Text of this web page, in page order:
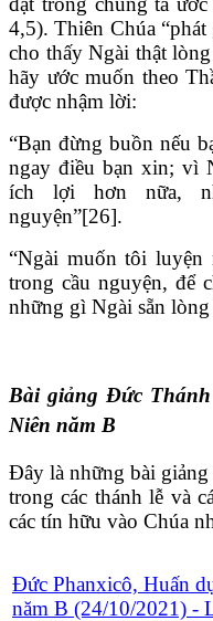
4,5). Thiên Chúa
cho thấy Ngài thật
hãy ước muốn theo
được nhậm lời:
“Bạn đừng buồn nếu
ngay điều bạn xin; vì
ích lợi hơn nữa,
nguyện”[26].
“Ngài muốn tôi luyện
trong cầu nguyện, để
những gì Ngài sẵn
Bài giảng Đức
Niên năm B
Đây là những bài
trong các thánh lễ và
các tín hữu vào Chúa
Đức Phanxicô, Huấn
năm B (24/10/2021) -